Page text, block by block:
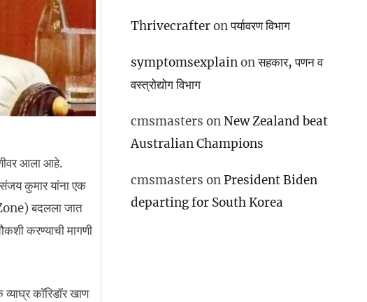
आला आहे.
कुमार यांना एक
बदलला जात
करण्याची मागणी
कॉरिडॉर खाण
Thrivecrafteronपर्यावरण विभाग
symptomsexplainonसहकार, पणन व
वस्‍त्रोद्योग विभाग
cmsmasters onNew Zealand beat
Australian Champions
cmsmasters onPresident Biden
departing for South Korea